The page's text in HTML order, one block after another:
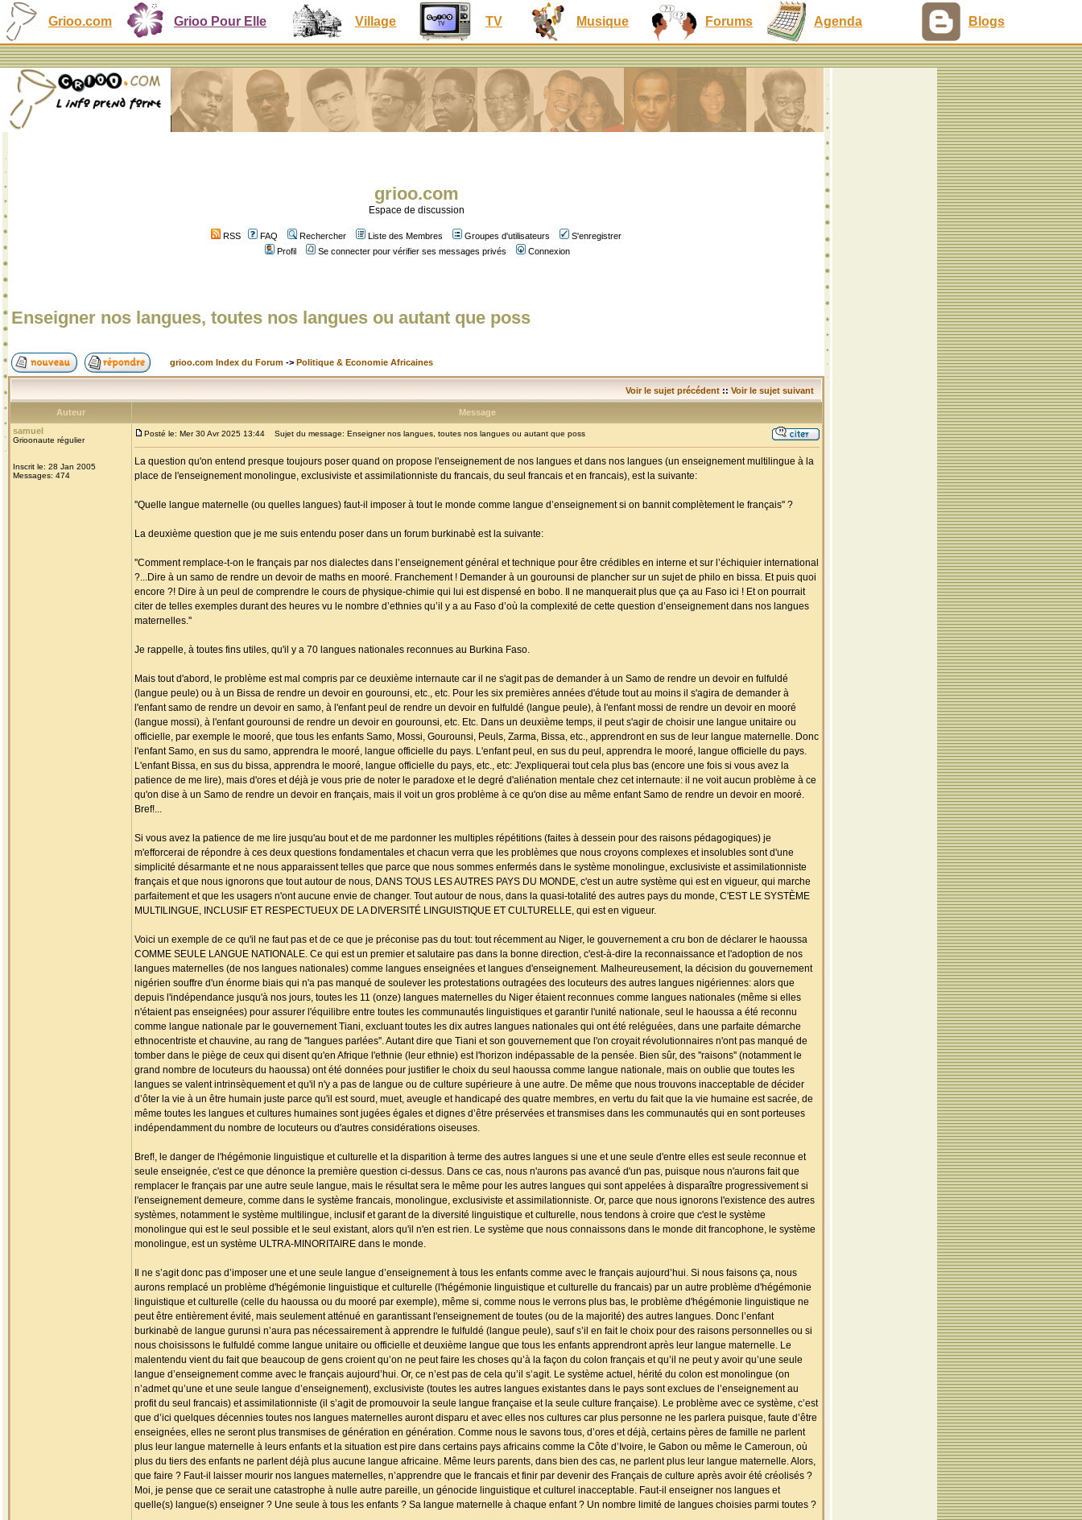
Grioo.com Grioo Pour Elle Village TV Musique Forums Agenda Blogs
grioo.com
Espace de discussion
RSS FAQ Rechercher Liste des Membres Groupes d'utilisateurs
S'enregistrer
Profil
Se connecter pour vérifier ses messages privés Connexion
Enseigner nos langues, toutes nos langues ou autant que poss
grioo.com Index du Forum -> Politique & Economie Africaines
Voir le sujet précédent :: Voir le sujet suivant
Auteur
Message
samuel
Grioonaute régulier
Inscrit le: 28 Jan 2005
Messages: 474
Posté le: Mer 30 Avr 2025 13:44 Sujet du message: Enseigner nos langues, toutes nos langues ou autant que poss
La question qu'on entend presque toujours poser quand on propose l'enseignement de nos langues et dans nos langues (un enseignement multilingue à la
place de l'enseignement monolingue, exclusiviste et assimilationniste du francais, du seul francais et en francais), est la suivante:
''Quelle langue maternelle (ou quelles langues) faut-il imposer à tout le monde comme langue d’enseignement si on bannit complètement le français'' ?
La deuxième question que je me suis entendu poser dans un forum burkinabè est la suivante:
''Comment remplace-t-on le français par nos dialectes dans l’enseignement général et technique pour être crédibles en interne et sur l’échiquier international
?...Dire à un samo de rendre un devoir de maths en mooré. Franchement ! Demander à un gourounsi de plancher sur un sujet de philo en bissa. Et puis quoi
encore ?! Dire à un peul de comprendre le cours de physique-chimie qui lui est dispensé en bobo. Il ne manquerait plus que ça au Faso ici ! Et on pourrait
citer de telles exemples durant des heures vu le nombre d’ethnies qu’il y a au Faso d’où la complexité de cette question d’enseignement dans nos langues
maternelles.''
Je rappelle, à toutes fins utiles, qu'il y a 70 langues nationales reconnues au Burkina Faso.
Mais tout d'abord, le problème est mal compris par ce deuxième internaute car il ne s'agit pas de demander à un Samo de rendre un devoir en fulfuldé
(langue peule) ou à un Bissa de rendre un devoir en gourounsi, etc., etc. Pour les six premières années d'étude tout au moins il s'agira de demander à
l'enfant samo de rendre un devoir en samo, à l'enfant peul de rendre un devoir en fulfuldé (langue peule), à l'enfant mossi de rendre un devoir en mooré
(langue mossi), à l'enfant gourounsi de rendre un devoir en gourounsi, etc. Etc. Dans un deuxième temps, il peut s'agir de choisir une langue unitaire ou
officielle, par exemple le mooré, que tous les enfants Samo, Mossi, Gourounsi, Peuls, Zarma, Bissa, etc., apprendront en sus de leur langue maternelle. Donc
l'enfant Samo, en sus du samo, apprendra le mooré, langue officielle du pays. L'enfant peul, en sus du peul, apprendra le mooré, langue officielle du pays.
L'enfant Bissa, en sus du bissa, apprendra le mooré, langue officielle du pays, etc., etc: J'expliquerai tout cela plus bas (encore une fois si vous avez la
patience de me lire), mais d'ores et déjà je vous prie de noter le paradoxe et le degré d'aliénation mentale chez cet internaute: il ne voit aucun problème à ce
qu'on dise à un Samo de rendre un devoir en français, mais il voit un gros problème à ce qu'on dise au même enfant Samo de rendre un devoir en mooré.
Bref!...
Si vous avez la patience de me lire jusqu'au bout et de me pardonner les multiples répétitions (faites à dessein pour des raisons pédagogiques) je
m'efforcerai de répondre à ces deux questions fondamentales et chacun verra que les problèmes que nous croyons complexes et insolubles sont d'une
simplicité désarmante et ne nous apparaissent telles que parce que nous sommes enfermés dans le système monolingue, exclusiviste et assimilationniste
français et que nous ignorons que tout autour de nous, DANS TOUS LES AUTRES PAYS DU MONDE, c'est un autre système qui est en vigueur, qui marche
parfaitement et que les usagers n'ont aucune envie de changer. Tout autour de nous, dans la quasi-totalité des autres pays du monde, C'EST LE SYSTÈME
MULTILINGUE, INCLUSIF ET RESPECTUEUX DE LA DIVERSITÉ LINGUISTIQUE ET CULTURELLE, qui est en vigueur.
Voici un exemple de ce qu'il ne faut pas et de ce que je préconise pas du tout: tout récemment au Niger, le gouvernement a cru bon de déclarer le haoussa
COMME SEULE LANGUE NATIONALE. Ce qui est un premier et salutaire pas dans la bonne direction, c'est-à-dire la reconnaissance et l'adoption de nos
langues maternelles (de nos langues nationales) comme langues enseignées et langues d'enseignement. Malheureusement, la décision du gouvernement
nigérien souffre d'un énorme biais qui n'a pas manqué de soulever les protestations outragées des locuteurs des autres langues nigériennes: alors que
depuis l'indépendance jusqu'à nos jours, toutes les 11 (onze) langues maternelles du Niger étaient reconnues comme langues nationales (même si elles
n'étaient pas enseignées) pour assurer l'équilibre entre toutes les communautés linguistiques et garantir l'unité nationale, seul le haoussa a été reconnu
comme langue nationale par le gouvernement Tiani, excluant toutes les dix autres langues nationales qui ont été reléguées, dans une parfaite démarche
ethnocentriste et chauvine, au rang de ''langues parlées''. Autant dire que Tiani et son gouvernement que l'on croyait révolutionnaires n'ont pas manqué de
tomber dans le piège de ceux qui disent qu'en Afrique l'ethnie (leur ethnie) est l'horizon indépassable de la pensée. Bien sûr, des ''raisons'' (notamment le
grand nombre de locuteurs du haoussa) ont été données pour justifier le choix du seul haoussa comme langue nationale, mais on oublie que toutes les
langues se valent intrinsèquement et qu'il n'y a pas de langue ou de culture supérieure à une autre. De même que nous trouvons inacceptable de décider
d’ôter la vie à un être humain juste parce qu'il est sourd, muet, aveugle et handicapé des quatre membres, en vertu du fait que la vie humaine est sacrée, de
même toutes les langues et cultures humaines sont jugées égales et dignes d’être préservées et transmises dans les communautés qui en sont porteuses
indépendamment du nombre de locuteurs ou d'autres considérations oiseuses.
Bref!, le danger de l'hégémonie linguistique et culturelle et la disparition à terme des autres langues si une et une seule d'entre elles est seule reconnue et
seule enseignée, c'est ce que dénonce la première question ci-dessus. Dans ce cas, nous n'aurons pas avancé d'un pas, puisque nous n'aurons fait que
remplacer le français par une autre seule langue, mais le résultat sera le même pour les autres langues qui sont appelées à disparaître progressivement si
l'enseignement demeure, comme dans le système francais, monolingue, exclusiviste et assimilationniste. Or, parce que nous ignorons l'existence des autres
systèmes, notamment le système multilingue, inclusif et garant de la diversité linguistique et culturelle, nous tendons à croire que c'est le système
monolingue qui est le seul possible et le seul existant, alors qu'il n'en est rien. Le système que nous connaissons dans le monde dit francophone, le système
monolingue, est un système ULTRA-MINORITAIRE dans le monde.
Il ne s’agit donc pas d’imposer une et une seule langue d’enseignement à tous les enfants comme avec le français aujourd’hui. Si nous faisons ça, nous
aurons remplacé un problème d'hégémonie linguistique et culturelle (l'hégémonie linguistique et culturelle du francais) par un autre problème d'hégémonie
linguistique et culturelle (celle du haoussa ou du mooré par exemple), même si, comme nous le verrons plus bas, le problème d'hégémonie linguistique ne
peut être entièrement évité, mais seulement atténué en garantissant l'enseignement de toutes (ou de la majorité) des autres langues. Donc l’enfant
burkinabè de langue gurunsi n’aura pas nécessairement à apprendre le fulfuldé (langue peule), sauf s’il en fait le choix pour des raisons personnelles ou si
nous choisissons le fulfuldé comme langue unitaire ou officielle et deuxième langue que tous les enfants apprendront après leur langue maternelle. Le
malentendu vient du fait que beaucoup de gens croient qu’on ne peut faire les choses qu’à la façon du colon français et qu’il ne peut y avoir qu’une seule
langue d’enseignement comme avec le français aujourd’hui. Or, ce n’est pas de cela qu’il s’agit. Le système actuel, hérité du colon est monolingue (on
n’admet qu’une et une seule langue d’enseignement), exclusiviste (toutes les autres langues existantes dans le pays sont exclues de l’enseignement au
profit du seul francais) et assimilationniste (il s’agit de promouvoir la seule langue française et la seule culture française). Le problème avec ce système, c’est
que d’ici quelques décennies toutes nos langues maternelles auront disparu et avec elles nos cultures car plus personne ne les parlera puisque, faute d’être
enseignées, elles ne seront plus transmises de génération en génération. Comme nous le savons tous, d’ores et déjà, certains pères de famille ne parlent
plus leur langue maternelle à leurs enfants et la situation est pire dans certains pays africains comme la Côte d’Ivoire, le Gabon ou même le Cameroun, où
plus du tiers des enfants ne parlent déjà plus aucune langue africaine. Même leurs parents, dans bien des cas, ne parlent plus leur langue maternelle. Alors,
que faire ? Faut-il laisser mourir nos langues maternelles, n’apprendre que le francais et finir par devenir des Français de culture après avoir été créolisés ?
Moi, je pense que ce serait une catastrophe à nulle autre pareille, un génocide linguistique et culturel inacceptable. Faut-il enseigner nos langues et
quelle(s) langue(s) enseigner ? Une seule à tous les enfants ? Sa langue maternelle à chaque enfant ? Un nombre limité de langues choisies parmi toutes ?